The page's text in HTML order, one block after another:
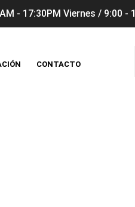
- 17:30PM Viernes / 9:00 -
CONTACTO